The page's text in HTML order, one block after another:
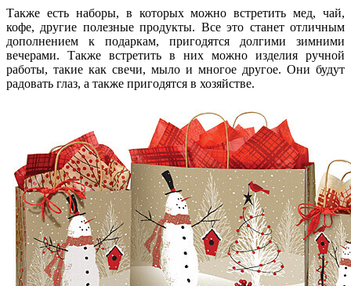
Также есть наборы, в которых можно встретить мед, чай,
кофе, другие полезные продукты. Все это станет отличным
дополнением к подаркам, пригодятся долгими зимними
вечерами. Также встретить в них можно изделия ручной
работы, такие как свечи, мыло и многое другое. Они будут
радовать глаз, а также пригодятся в хозяйстве.